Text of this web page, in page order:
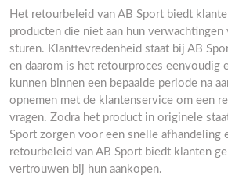
Het retourbeleid van AB Sport biedt
producten die niet aan hun
sturen. Klanttevredenheid staat bij AB
en daarom is het retourproces eenvoudig
kunnen binnen een bepaalde periode na
opnemen met de klantenservice om een
vragen. Zodra het product in originele
Sport zorgen voor een snelle afhandeling
retourbeleid van AB Sport biedt klanten
vertrouwen bij hun aankopen.